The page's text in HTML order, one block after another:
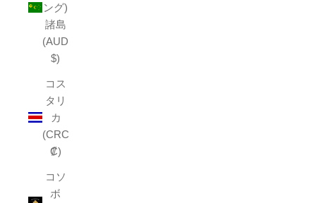
ング)
諸島
(AUD
$)
コス
タリ
カ
(CRC
₡)
コソ
ボ